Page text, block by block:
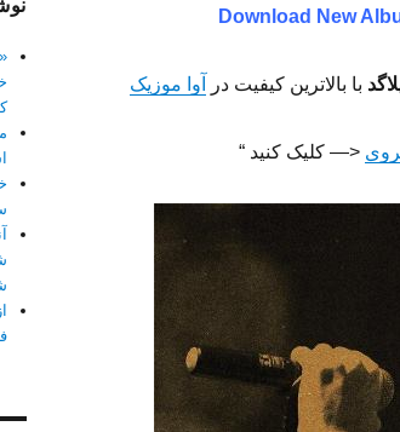
Download New
با بالاترین کیفیت در آوا موزیک
<— کلیک کنید “